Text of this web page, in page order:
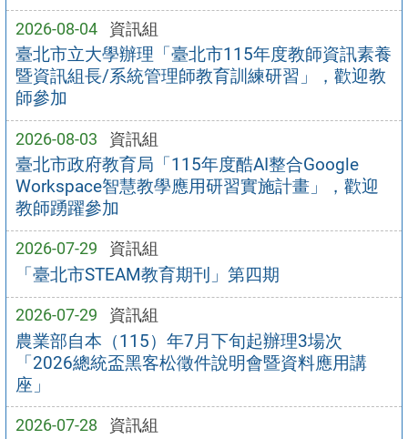
2026-08-04 資訊組
臺北市立大學辦理「臺北市115年度教師資訊素養
暨資訊組長/系統管理師教育訓練研習」，歡迎教
師參加
2026-08-03 資訊組
臺北市政府教育局「115年度酷AI整合Google
Workspace智慧教學應用研習實施計畫」，歡迎
教師踴躍參加
2026-07-29 資訊組
「臺北市STEAM教育期刊」第四期
2026-07-29 資訊組
農業部自本（115）年7月下旬起辦理3場次
「2026總統盃黑客松徵件說明會暨資料應用講
座」
2026-07-28 資訊組